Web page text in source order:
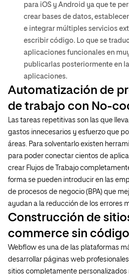
para iOS y Android ya que te
crear bases de datos,
e integrar múltiples servicios
escribir código. Lo que se
aplicaciones funcionales en
publicarlas posteriormente en
aplicaciones.
Automatización de
de trabajo con No-
Las tareas repetitivas son las que
gastos innecesarios y esfuerzo que
áreas. Para solventarlo existen
para poder conectar cientos de
crear Flujos de Trabajo
forma se pueden introducir en las
de procesos de negocio (BPA) que
ayudan a la reducción de los errores
Construcción de
commerce sin código
Webflow es una de las plataformas
desarrollar páginas web
sitios completamente personalizados